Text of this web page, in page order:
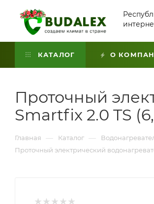
КАТАЛОГ О
Проточный
Smartfix 2.0 TS
Главная — Каталог —
Проточный электрический